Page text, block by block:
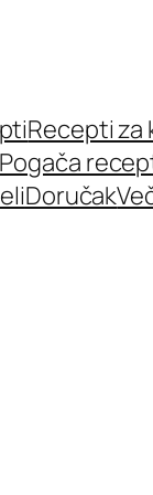
Recepti za
Pogača
Doručak